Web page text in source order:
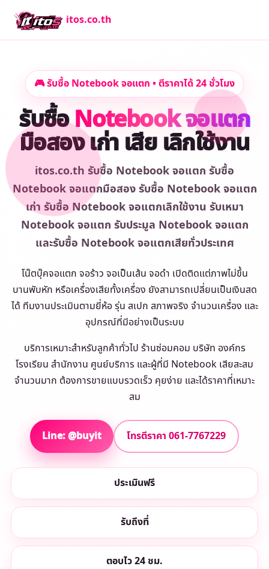
itos.co.th
🎮 รับซื้อ Notebook จอแตก • ตีราคาได้ 24 ชั่วโมง
รับซื้อNotebook จอแตก
มือสอง เก่า เสีย เลิกใช้งาน
itos.co.th รับซื้อ Notebook จอแตก รับซื้อ
Notebook จอแตกมือสอง รับซื้อ Notebook จอแตก
เก่า รับซื้อ Notebook จอแตกเลิกใช้งาน รับเหมา
Notebook จอแตก รับประมูล Notebook จอแตก
และรับซื้อ Notebook จอแตกเสียทั่วประเทศ
โน๊ตบุ๊คจอแตก จอร้าว จอเป็นเส้น จอดำ เปิดติดแต่ภาพไม่ขึ้น
บานพับหัก หรือเครื่องเสียทั้งเครื่อง ยังสามารถเปลี่ยนเป็นเงินสด
ได้ ทีมงานประเมินตามยี่ห้อ รุ่น สเปก สภาพจริง จำนวนเครื่อง และ
อุปกรณ์ที่มีอย่างเป็นระบบ
บริการเหมาะสำหรับลูกค้าทั่วไป ร้านซ่อมคอม บริษัท องค์กร
โรงเรียน สำนักงาน ศูนย์บริการ และผู้ที่มี Notebook เสียสะสม
จำนวนมาก ต้องการขายแบบรวดเร็ว คุยง่าย และได้ราคาที่เหมาะ
สม
Line: @buyit โทรตีราคา 061-7767229
ประเมินฟรี
รับถึงที่
ตอบไว 24 ชม.